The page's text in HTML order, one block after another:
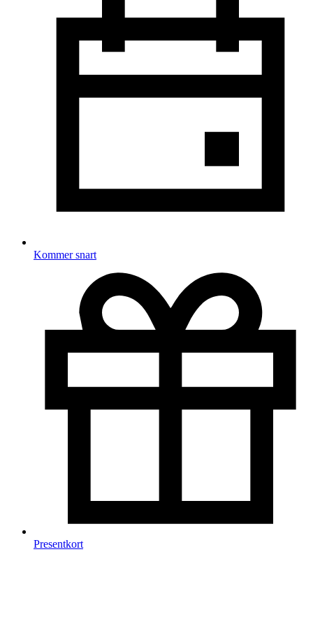
Kommer snart
Presentkort